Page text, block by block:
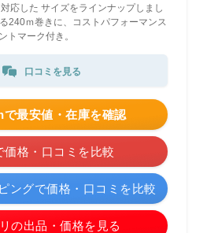
応した サイズをラインナップしまし
240ｍ巻きに、コストパフォーマンス
トマーク付き。
口コミを見る
最安値・在庫を確認
価格・口コミを比較
ングで価格・口コミを比較
の出品・価格を見る